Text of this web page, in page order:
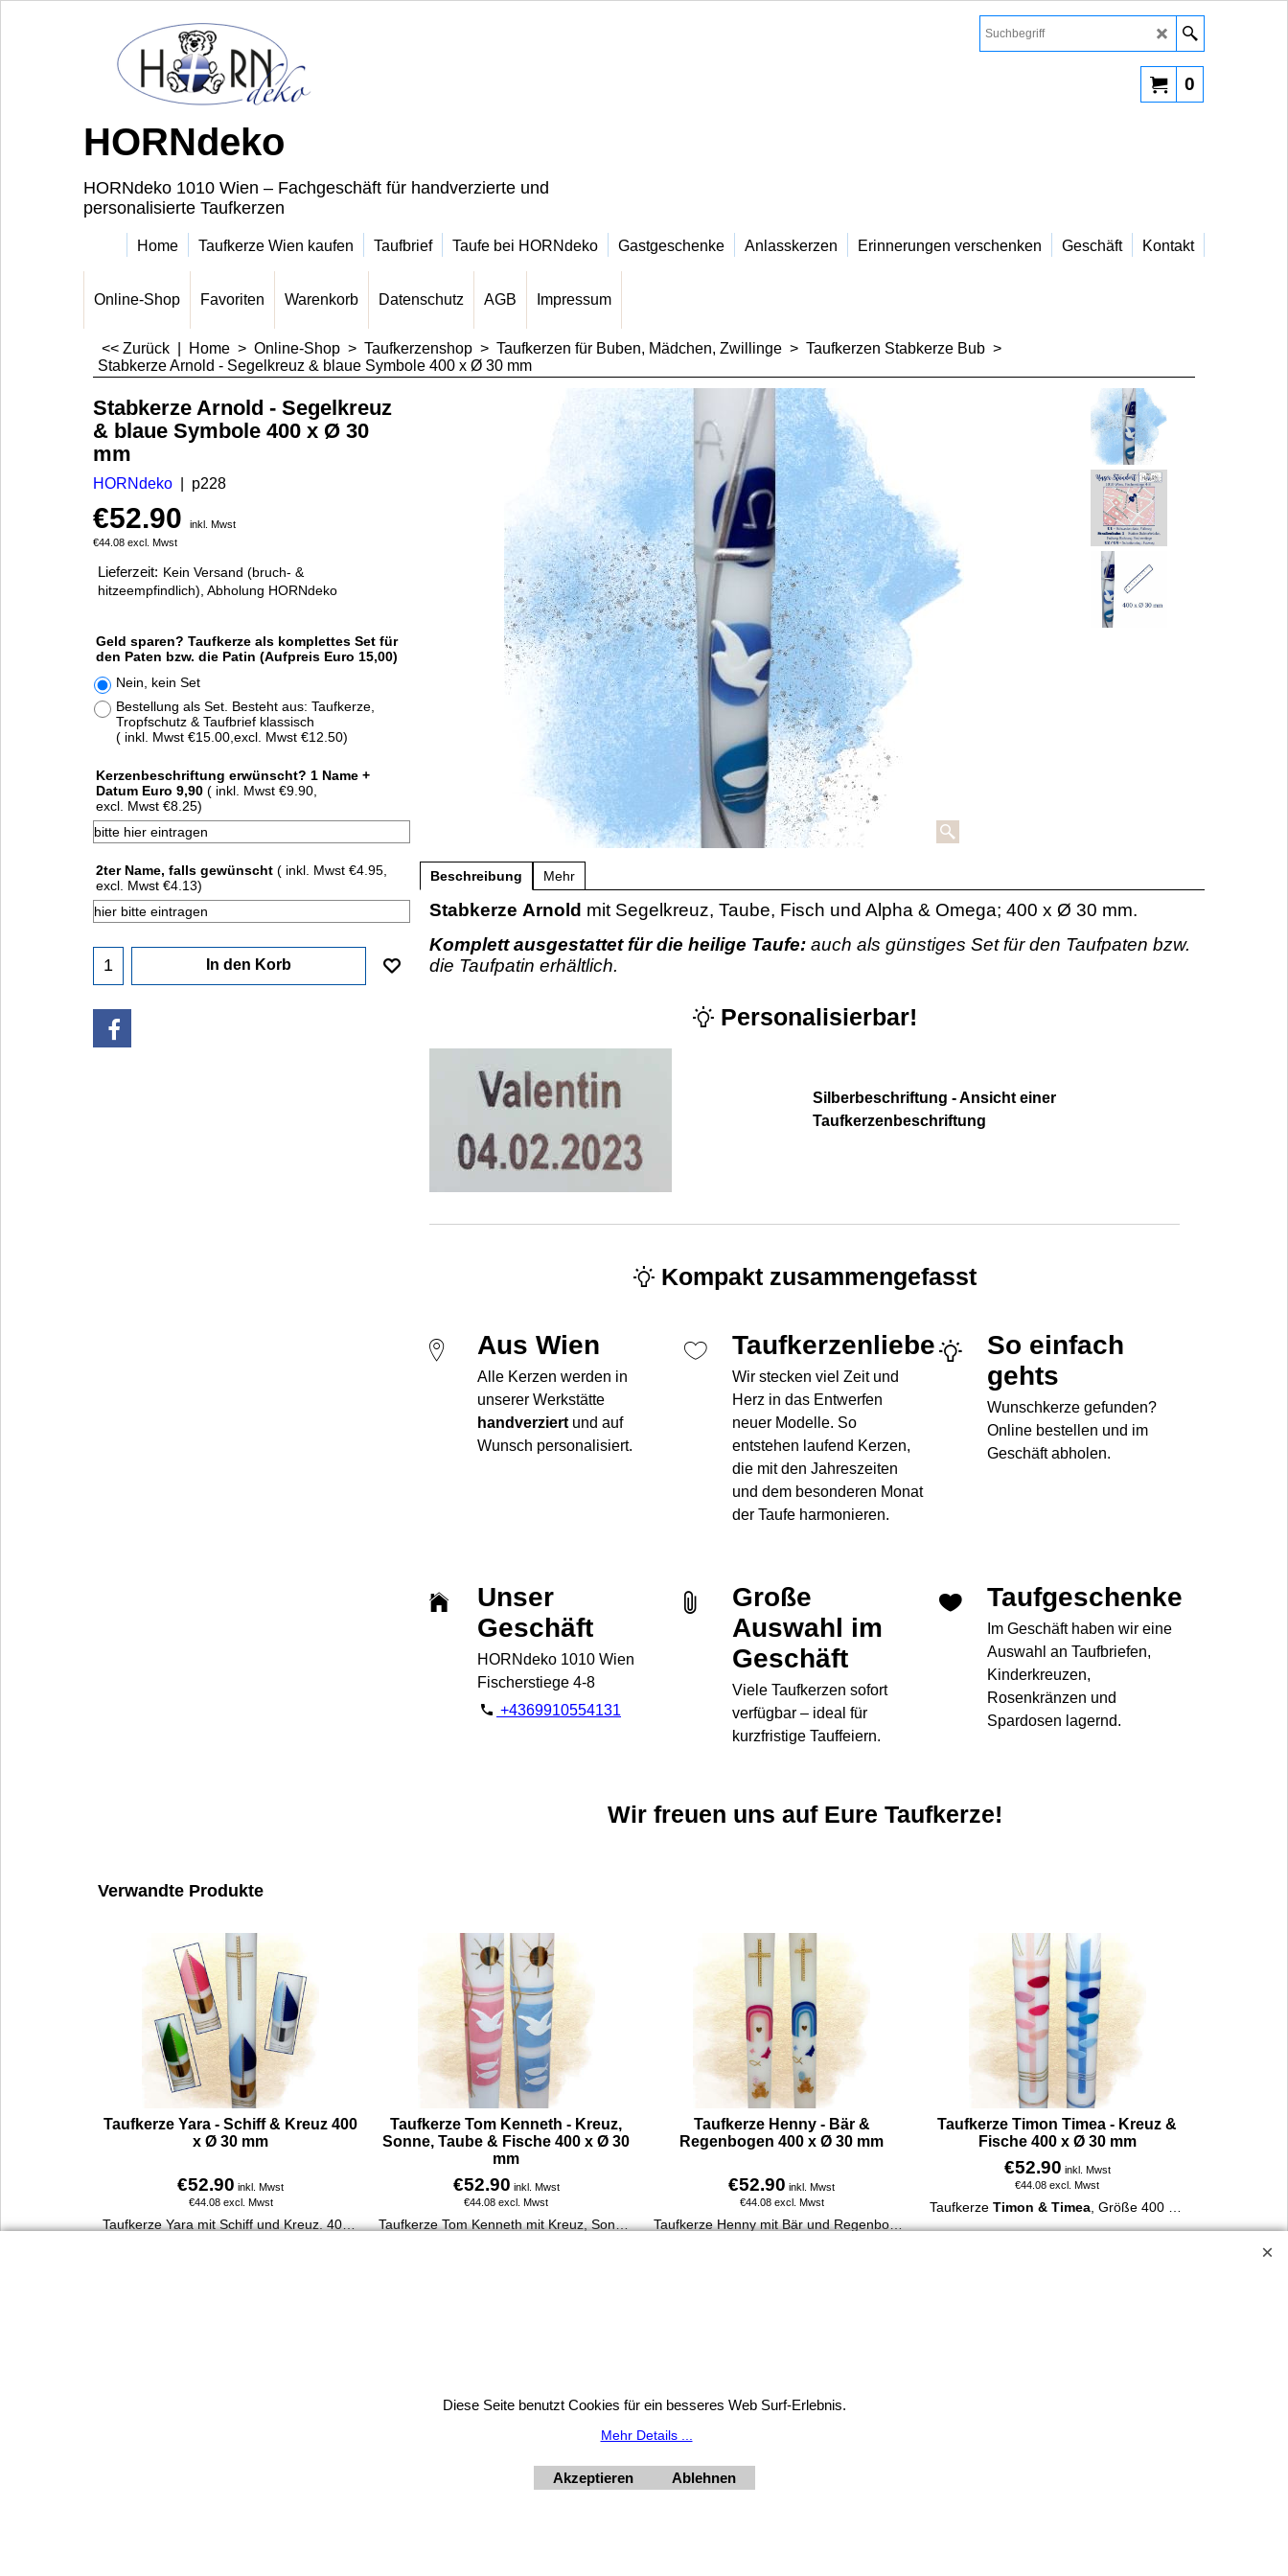
HORNdeko
HORNdeko 1010 Wien – Fachgeschäft für handverzierte und
personalisierte Taufkerzen
0
Home Taufkerze Wien kaufen Taufbrief Taufe bei HORNdeko Gastgeschenke Anlasskerzen Erinnerungen verschenken Geschäft Kontakt
Online-Shop Favoriten Warenkorb Datenschutz AGB Impressum
<< Zurück Home > Online-Shop > Taufkerzenshop > Taufkerzen für Buben, Mädchen, Zwillinge > Taufkerzen Stabkerze Bub >
Stabkerze Arnold - Segelkreuz & blaue Symbole 400 x Ø 30 mm
Stabkerze Arnold - Segelkreuz
& blaue Symbole 400 x Ø 30
mm
HORNdeko p228
€52.90
inkl. Mwst
€44.08 excl. Mwst
Lieferzeit: Kein Versand (bruch- &
hitzeempfindlich), Abholung HORNdeko
Geld sparen? Taufkerze als komplettes Set für
den Paten bzw. die Patin (Aufpreis Euro 15,00)
Nein, kein Set
Bestellung als Set. Besteht aus: Taufkerze,
Tropfschutz & Taufbrief klassisch
( inkl. Mwst €15.00,excl. Mwst €12.50)
Kerzenbeschriftung erwünscht? 1 Name +
Datum Euro 9,90 ( inkl. Mwst €9.90
excl. Mwst €8.25)
2ter Name, falls gewünscht ( inkl. Mwst €4.95
excl. Mwst €4.13)
In den Korb
Beschreibung Mehr
Stabkerze Arnold mit Segelkreuz, Taube, Fisch und Alpha & Omega; 400 x Ø 30 mm.
Komplett ausgestattet für die heilige Taufe: auch als günstiges Set für den Taufpaten bzw.
die Taufpatin erhältlich.
Personalisierbar!
Silberbeschriftung - Ansicht einer
Taufkerzenbeschriftung
Kompakt zusammengefasst
Aus Wien
Alle Kerzen werden in
unserer Werkstätte
handverziertund auf
Wunsch personalisiert.
Taufkerzenliebe
Wir stecken viel Zeit und
Herz in das Entwerfen
neuer Modelle. So
entstehen laufend Kerzen,
die mit den Jahreszeiten
und dem besonderen Monat
der Taufe harmonieren.
So einfach
gehts
Wunschkerze gefunden?
Online bestellen und im
Geschäft abholen.
Unser
Geschäft
HORNdeko 1010 Wien
Fischerstiege 4-8
+4369910554131
Große
Auswahl im
Geschäft
Viele Taufkerzen sofort
verfügbar – ideal für
kurzfristige Tauffeiern.
Taufgeschenke
Im Geschäft haben wir eine
Auswahl an Taufbriefen,
Kinderkreuzen,
Rosenkränzen und
Spardosen lagernd.
Wir freuen uns auf Eure Taufkerze!
Verwandte Produkte
Taufkerze Yara - Schiff & Kreuz 400
x Ø 30 mm
€52.90 inkl. Mwst
€44.08 excl. Mwst
Taufkerze Yara mit Schiff und Kreuz. 400 x 30 mm, aus 100 % Paraffin, handverziert, personalisierbar mit Name & Taufdatum, direkt online bestellbar.
Taufkerze Tom Kenneth - Kreuz,
Sonne, Taube & Fische 400 x Ø 30
mm
€52.90 inkl. Mwst
€44.08 excl. Mwst
Taufkerze Tom Kenneth mit Kreuz, Sonne, Taube, Fische & Ranke. 400 x 30 mm, handverziert, aus 100 % Paraffin, personalisierbar mit Name & Taufdatum.
Taufkerze Henny - Bär &
Regenbogen 400 x Ø 30 mm
€52.90 inkl. Mwst
€44.08 excl. Mwst
Taufkerze Henny mit Bär und Regenbogen. 400 x 30 mm, aus 100 % Paraffin, liebevoll verziert, personalisierbar mit Name & Taufdatum, online bestellbar.
Taufkerze Timon Timea - Kreuz &
Fische 400 x Ø 30 mm
€52.90 inkl. Mwst
€44.08 excl. Mwst
Taufkerze Timon & Timea, Größe 400 x Ø 30 mm.
Mit Kreuz und Fische, in verschiedenen rosa-Tönen oder blautönen. Schlichtes, harmonisches Design.
Dienstag - Freitag 10 - 18 Uhr, Samstag 9 - 12 Uhr. Montag geschlossen.
Diese Seite benutzt Cookies für ein besseres Web Surf-Erlebnis.
Mehr Details ...
Akzeptieren Ablehnen